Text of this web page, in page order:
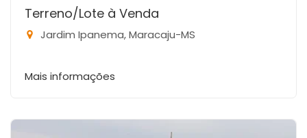
Terreno/Lote à Venda
Jardim Ipanema, Maracaju-MS
Mais informações